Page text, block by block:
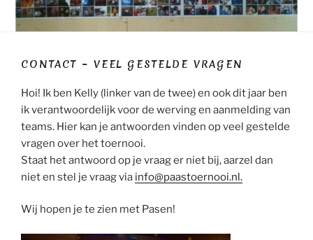
CONTACT – VEEL GESTELDE VRAGEN
Hoi! Ik ben Kelly (linker van de twee) en ook dit jaar ben
ik verantwoordelijk voor de werving en aanmelding van
teams. Hier kan je antwoorden vinden op veel gestelde
vragen over het toernooi.
Staat het antwoord op je vraag er niet bij, aarzel dan
niet en stel je vraag via info@paastoernooi.nl.
Wij hopen je te zien met Pasen!